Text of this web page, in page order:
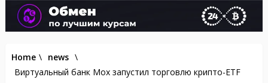
Home \ news \
Виртуальный банк Mox запустил торговлю крипто-ETF